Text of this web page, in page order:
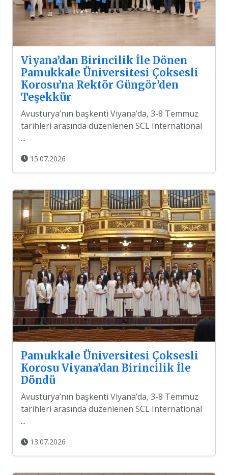
Viyana’dan Birincilik İle Dönen
Pamukkale Üniversitesi Çoksesli
Korosu’na Rektör Güngör’den
Teşekkür
Avusturya’nın başkenti Viyana’da, 3-8 Temmuz
tarihleri arasında düzenlenen SCL International
...
15.07.2026
Pamukkale Üniversitesi Çoksesli
Korosu Viyana’dan Birincilik İle
Döndü
Avusturya’nın başkenti Viyana’da, 3-8 Temmuz
tarihleri arasında düzenlenen SCL International
...
13.07.2026